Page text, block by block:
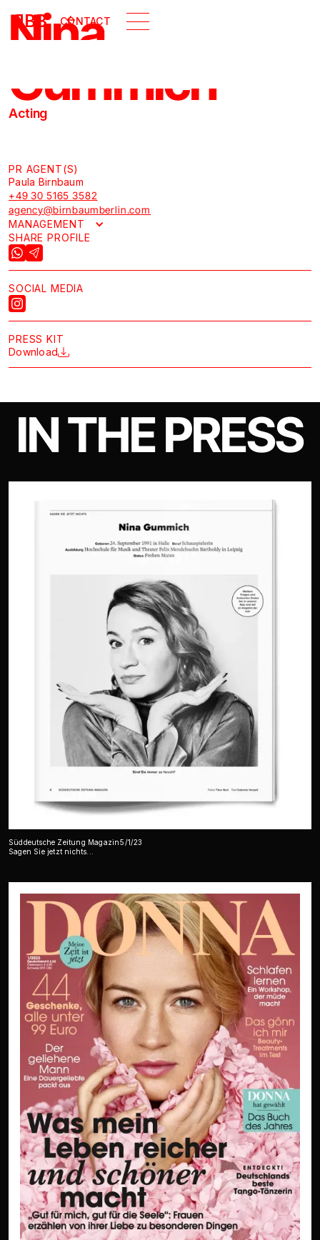
BBB CONTACT
Nina
Gummich
Acting
PR AGENT(S)
Paula Birnbaum
+49 30 5165 3582
agency@birnbaumberlin.com
MANAGEMENT
SHARE PROFILE
SOCIAL MEDIA
PRESS KIT
Download
IN THE PRESS
Süddeutsche Zeitung Magazin
Sagen Sie jetzt nichts...
5/1/23